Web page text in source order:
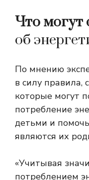
Что могут
об
По мнению
в силу
которые могут
потребление
детьми и
являются их
«Учитывая
потреблением